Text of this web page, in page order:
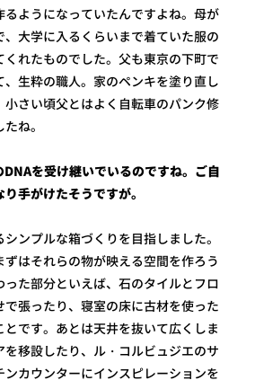
ようになっていたんですよね。母が
大学に入るくらいまで着ていた服の
れたものでした。父も東京の下町で
生粋の職人。家のペンキを塗り直し
小さい頃父とはよく自転車のパンク修
ね。
を受け継いでいるのですね。ご自
手がけたそうですが。
ンプルな箱づくりを目指しました。
はそれらの物が映える空間を作ろう
った部分といえば、石のタイルとフロ
張ったり、寝室の床に古材を使った
とです。あとは天井を抜いて広くしま
を移設したり、ル・コルビュジエのサ
カウンターにインスピレーションを